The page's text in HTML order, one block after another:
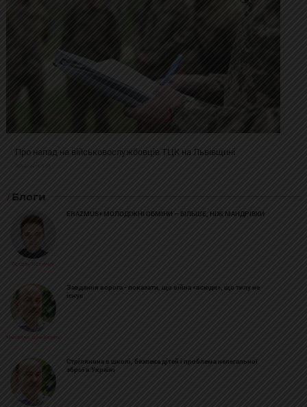
Про напад на військовослужбовців ТЦК на Львівщині
Блоги
Богдан Козійчук
ERAZMUS+ МОЛОДІЖНІ ОБМІНИ – БІЛЬШЕ, НІЖ МАНДРІВКИ
Михайло Цимбалюк
Завдання ворога - показати, що війна «всюди», що тилу не
існує
Стрілянина в школі, безпека дітей і проблема нелегальної
зброї в Україні